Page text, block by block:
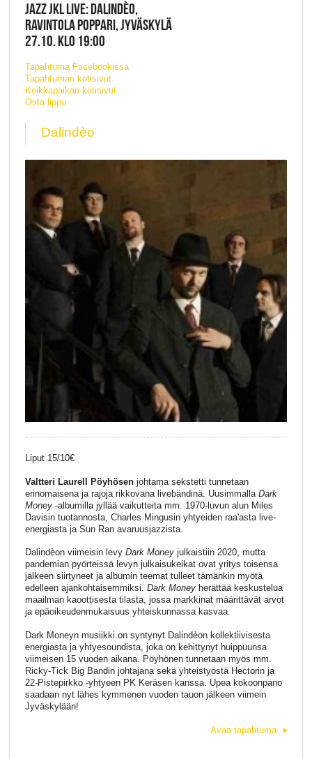
JAZZ JKL LIVE: DALINDÈO,
RAVINTOLA POPPARI, JYVÄSKYLÄ
27.10. KLO 19:00
Tapahtuma Facebookissa
Tapahtuman kotisivut
Keikkapaikan kotisivut
Osta lippu
Dalindèo
Liput 15/10€
Valtteri Laurell Pöyhösenjohtama sekstetti tunnetaan
erinomaisena ja rajoja rikkovana livebändinä. UusimmallaDark
Money-albumilla jyllää vaikutteita mm. 1970-luvun alun Miles
Davisin tuotannosta, Charles Mingusin yhtyeiden raa'asta live-
energiasta ja Sun Ran avaruusjazzista.
Dalindèon viimeisin levy Dark Moneyjulkaistiin 2020, mutta
pandemian pyörteissä levyn julkaisukeikat ovat yritys toisensa
jälkeen siirtyneet ja albumin teemat tulleet tämänkin myötä
edelleen ajankohtaisemmiksi. Dark Moneyherättää keskustelua
maailman kaoottisesta tilasta, jossa markkinat määrittävät arvot
ja epäoikeudenmukaisuus yhteiskunnassa kasvaa.
Dark Moneyn musiikki on syntynyt Dalindèon kollektiivisesta
energiasta ja yhtyesoundista, joka on kehittynyt huippuunsa
viimeisen 15 vuoden aikana. Pöyhönen tunnetaan myös mm.
Ricky-Tick Big Bandin johtajana sekä yhteistyöstä Hectorin ja
22-Pistepirkko -yhtyeen PK Keräsen kanssa. Upea kokoonpano
saadaan nyt lähes kymmenen vuoden tauon jälkeen viimein
Jyväskylään!
Avaa tapahtuma